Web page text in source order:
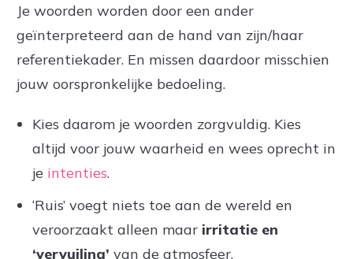
Je woorden worden door een ander
geïnterpreteerd aan de hand van zijn/haar
referentiekader. En missen daardoor misschien
jouw oorspronkelijke bedoeling.
Kies daarom je woorden zorgvuldig. Kies
altijd voor jouw waarheid en wees oprecht in
je intenties.
‘Ruis’ voegt niets toe aan de wereld en
veroorzaakt alleen maar irritatie en
‘vervuiling’ van de atmosfeer.